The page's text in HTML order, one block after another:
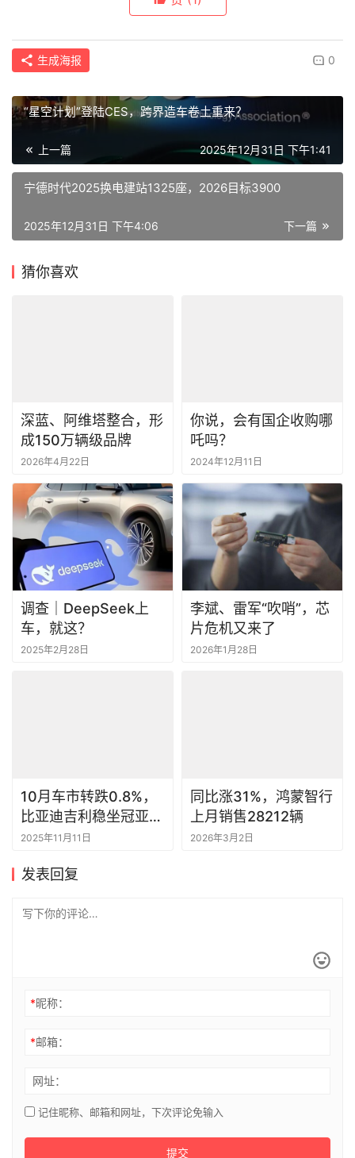
上一篇 2025年12月31日 下午1:41
宁德时代2025换电建站1325座，2026目标3900
2025年12月31日 下午4:06
猜你喜欢
2026年4月22日 2024年12月11日
调查｜DeepSeek上
车，就这？
2025年2月28日
李斌、雷军“吹哨”，芯
片危机又来了
2026年1月28日
丨一句话点评
2025年11月11日 2026年3月2日
发表回复
邮箱：
网址：
记住昵称、邮箱和网址，下次评论免输入
提交